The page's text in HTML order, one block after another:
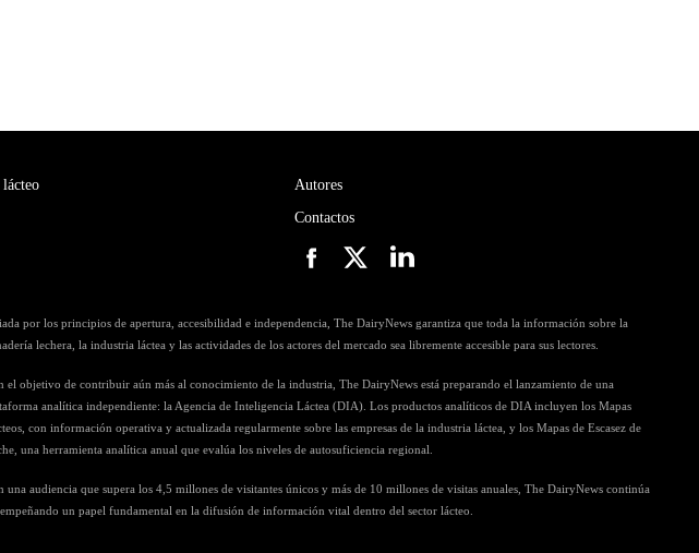
Autores
Contactos
por los principios de apertura, accesibilidad e independencia, The DairyNews garantiza que toda la información sobre la
lechera, la industria láctea y las actividades de los actores del mercado sea libremente accesible para sus lectores.
el objetivo de contribuir aún más al conocimiento de la industria, The DairyNews está preparando el lanzamiento de una
analítica independiente: la Agencia de Inteligencia Láctea (DIA). Los productos analíticos de DIA incluyen los Mapas
con información operativa y actualizada regularmente sobre las empresas de la industria láctea, y los Mapas de Escasez de
una herramienta analítica anual que evalúa los niveles de autosuficiencia regional.
una audiencia que supera los 4,5 millones de visitantes únicos y más de 10 millones de visitas anuales, The DairyNews continúa
un papel fundamental en la difusión de información vital dentro del sector lácteo.